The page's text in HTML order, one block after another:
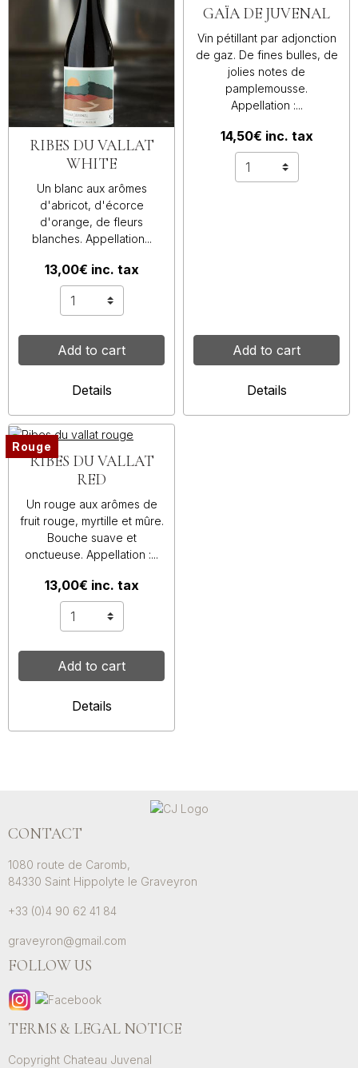
RIBES DU VALLAT
WHITE
Un blanc aux arômes
d'abricot, d'écorce
d'orange, de fleurs
blanches. Appellation...
13,00€ inc. tax
Add to cart
Details
GAÏA DE JUVENAL
Vin pétillant par adjonction
de gaz. De fines bulles, de
jolies notes de
pamplemousse.
Appellation :...
14,50€ inc. tax
Add to cart
Details
Rouge
RIBES DU VALLAT
RED
Un rouge aux arômes de
fruit rouge, myrtille et mûre.
Bouche suave et
onctueuse. Appellation :...
13,00€ inc. tax
Add to cart
Details
CONTACT
1080 route de Caromb,
84330 Saint Hippolyte le Graveyron
+33 (0)4 90 62 41 84
graveyron@gmail.com
FOLLOW US
TERMS & LEGAL NOTICE
Copyright Chateau Juvenal